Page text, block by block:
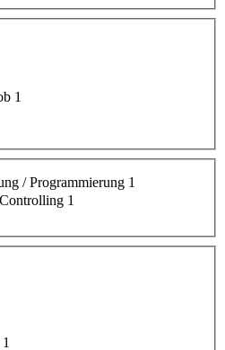
1
/ Programmierung 1
1
1